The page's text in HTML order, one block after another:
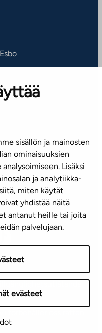
sisällön ja mainosten
ominaisuuksien
Lisäksi
ja analytiikka-
miten käytät
yhdistää näitä
antanut heille tai joita
palvelujaan.
evästeet